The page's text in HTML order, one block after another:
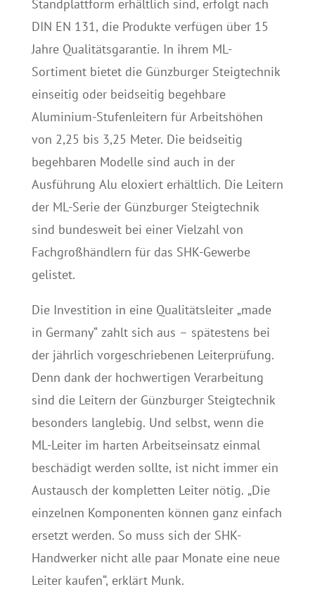
Standplattform erhältlich sind, erfolgt nach
DIN EN 131, die Produkte verfügen über 15
Jahre Qualitätsgarantie. In ihrem ML-
Sortiment bietet die Günzburger Steigtechnik
einseitig oder beidseitig begehbare
Aluminium-Stufenleitern für Arbeitshöhen
von 2,25 bis 3,25 Meter. Die beidseitig
begehbaren Modelle sind auch in der
Ausführung Alu eloxiert erhältlich. Die Leitern
der ML-Serie der Günzburger Steigtechnik
sind bundesweit bei einer Vielzahl von
Fachgroßhändlern für das SHK-Gewerbe
gelistet.
Die Investition in eine Qualitätsleiter „made
in Germany“ zahlt sich aus – spätestens bei
der jährlich vorgeschriebenen Leiterprüfung.
Denn dank der hochwertigen Verarbeitung
sind die Leitern der Günzburger Steigtechnik
besonders langlebig. Und selbst, wenn die
ML-Leiter im harten Arbeitseinsatz einmal
beschädigt werden sollte, ist nicht immer ein
Austausch der kompletten Leiter nötig. „Die
einzelnen Komponenten können ganz einfach
ersetzt werden. So muss sich der SHK-
Handwerker nicht alle paar Monate eine neue
Leiter kaufen“, erklärt Munk.